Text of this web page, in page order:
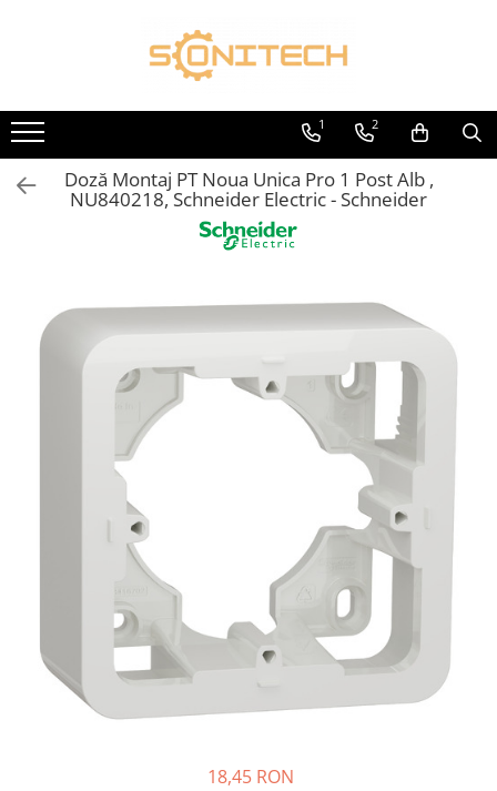
Toate Produsele
FOTOVOLTAICE
Acumulatori
ATS / Comutatoare Transfer
Panouri Fotovoltaice
Sisteme de montaj
Sisteme de prindere
Sisteme Fotovoltaice Complete cu
Busbar Șine Conexiuni
Cabluri și accesorii
Papuci CU și AL
Pat de cablu PVC
1 2
Doză Montaj PT Noua Unica Pro 1 Post Alb ,
NU840218, Schneider Electric - Schneider
18,45 RON